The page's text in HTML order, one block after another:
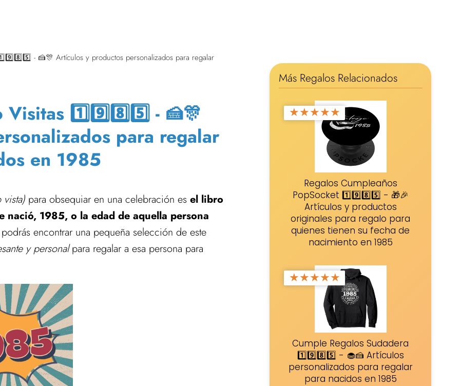
- 🍰🎊 Artículos y productos personalizados para regalar
1️⃣9️⃣8️⃣5️⃣ - 🍰🎊
para regalar
en 1985
para obsequiar en una celebración es el libro
nació, 1985, o la edad de aquella persona
encontrar una pequeña selección de este
y personalpara regalar a esa persona para
Más Regalos Relacionados
★★★★★
Regalos Cumpleaños
PopSocket 1️⃣9️⃣8️⃣5️⃣ - 🎁🎉
Artículos y productos
originales para regalo para
quienes tienen su fecha de
nacimiento en 1985
★★★★★
Cumple Regalos Sudadera
1️⃣9️⃣8️⃣5️⃣ - 🧁🍰 Artículos
personalizados para regalar
para nacidos en 1985